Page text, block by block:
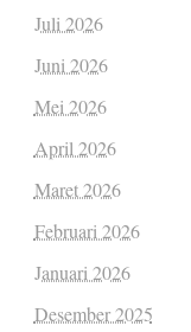
Juli 2026
Juni 2026
Mei 2026
April 2026
Maret 2026
Februari 2026
Januari 2026
Desember 2025